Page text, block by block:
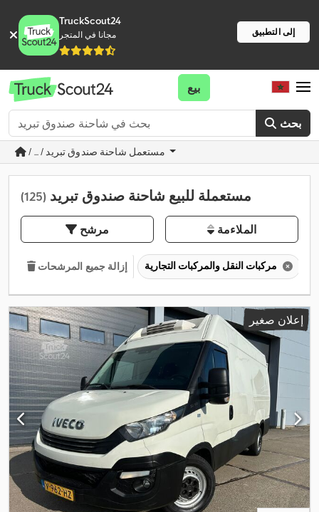
TruckScout24
مجانا في المتجر إلى التطبيق
بحث
بيع
مستعملة للبيع شاحنة صندوق تبريد (125)
مرشح الملاءمة
إزالة جميع المرشحات
إعلان صغير